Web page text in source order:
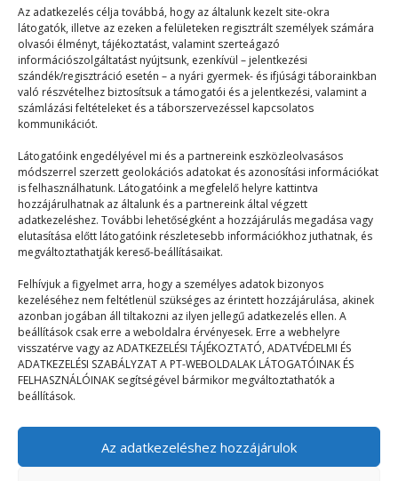
Az adatkezelés célja továbbá, hogy az általunk kezelt site-okra
látogatók, illetve az ezeken a felületeken regisztrált személyek számára
olvasói élményt, tájékoztatást, valamint szerteágazó
információszolgáltatást nyújtsunk, ezenkívül – jelentkezési
szándék/regisztráció esetén – a nyári gyermek- és ifjúsági táborainkban
való részvételhez biztosítsuk a támogatói és a jelentkezési, valamint a
számlázási feltételeket és a táborszervezéssel kapcsolatos
kommunikációt.
Látogatóink engedélyével mi és a partnereink eszközleolvasásos
módszerrel szerzett geolokációs adatokat és azonosítási információkat
is felhasználhatunk. Látogatóink a megfelelő helyre kattintva
hozzájárulhatnak az általunk és a partnereink által végzett
adatkezeléshez. További lehetőségként a hozzájárulás megadása vagy
elutasítása előtt látogatóink részletesebb információkhoz juthatnak, és
megváltoztathatják kereső-beállításaikat.
Felhívjuk a figyelmet arra, hogy a személyes adatok bizonyos
kezeléséhez nem feltétlenül szükséges az érintett hozzájárulása, akinek
azonban jogában áll tiltakozni az ilyen jellegű adatkezelés ellen. A
beállítások csak erre a weboldalra érvényesek. Erre a webhelyre
visszatérve vagy az ADATKEZELÉSI TÁJÉKOZTATÓ, ADATVÉDELMI ÉS
ADATKEZELÉSI SZABÁLYZAT A PT-WEBOLDALAK LÁTOGATÓINAK ÉS
FELHASZNÁLÓINAK segítségével bármikor megváltoztathatók a
beállítások.
Az adatkezeléshez hozzájárulok
Papagájoroszlánegér
Mix
2023. 06. 26.
Szuper, repülő mutáns papagájoroszlánegér. Ha én
egy őrült tudós lennék, akkor ez lenne az én…
© 2023–2026
Navigáció
Főoldal
Mix